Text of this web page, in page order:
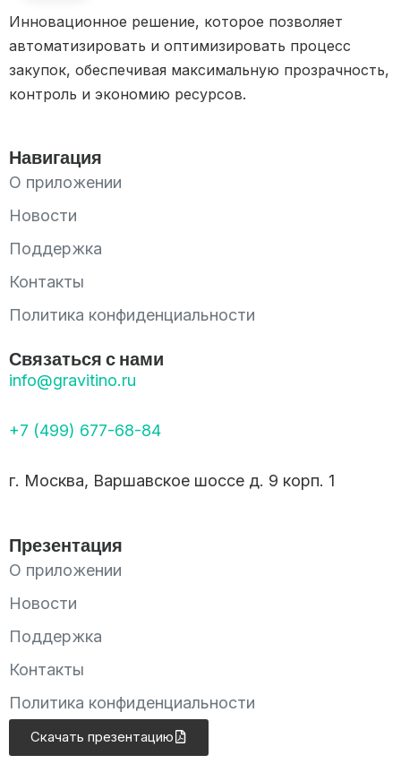
Инновационное решение, которое позволяет
автоматизировать и оптимизировать процесс
закупок, обеспечивая максимальную прозрачность,
контроль и экономию ресурсов.
Навигация
О приложении
Новости
Поддержка
Контакты
Политика конфиденциальности
Связаться с нами
info@gravitino.ru
+7 (499) 677-68-84
г. Москва, Варшавское шоссе д. 9 корп. 1
Презентация
О приложении
Новости
Поддержка
Контакты
Политика конфиденциальности
Скачать презентацию